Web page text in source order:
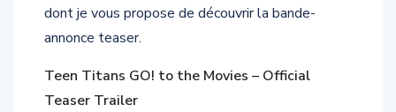
dont je vous propose de découvrir la bande-
annonce teaser.
Teen Titans GO! to the Movies – Official
Teaser Trailer